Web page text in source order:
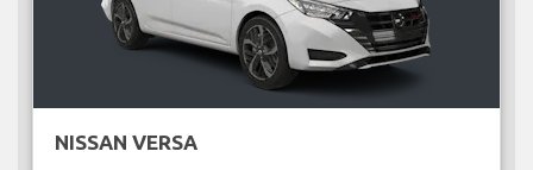
NISSAN VERSA